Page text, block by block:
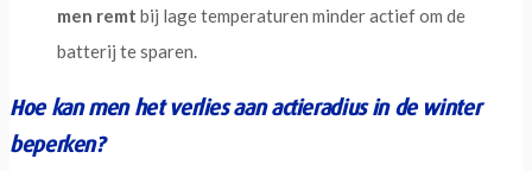
men remt bij lage temperaturen minder actief om de
batterij te sparen.
Hoe kan men het verlies aan actieradius in de winter
beperken?